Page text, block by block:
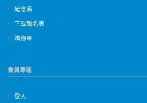
紀念品
下載報名表
購物車
會員專區
登入